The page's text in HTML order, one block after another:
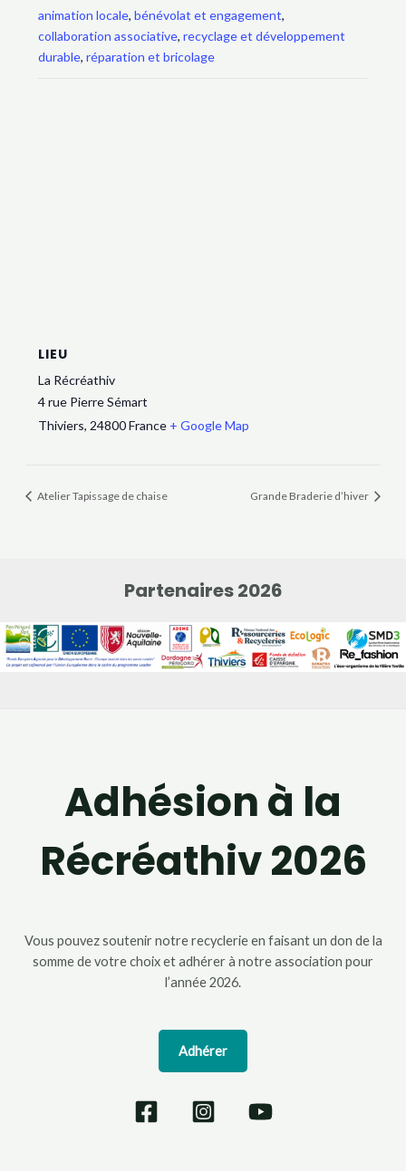
animation locale,bénévolat et engagement,
collaboration associative,recyclage et développement
durable,réparation et bricolage
LIEU
La Récréathiv
4 rue Pierre Sémart
Thiviers, 24800 France + Google Map
Atelier Tapissage de chaise Grande Braderie d’hiver
Partenaires 2026
Adhésion à la
Récréathiv 2026
Vous pouvez soutenir notre recyclerie en faisant un don de la
somme de votre choix et adhérer à notre association pour
l’année 2026.
Adhérer